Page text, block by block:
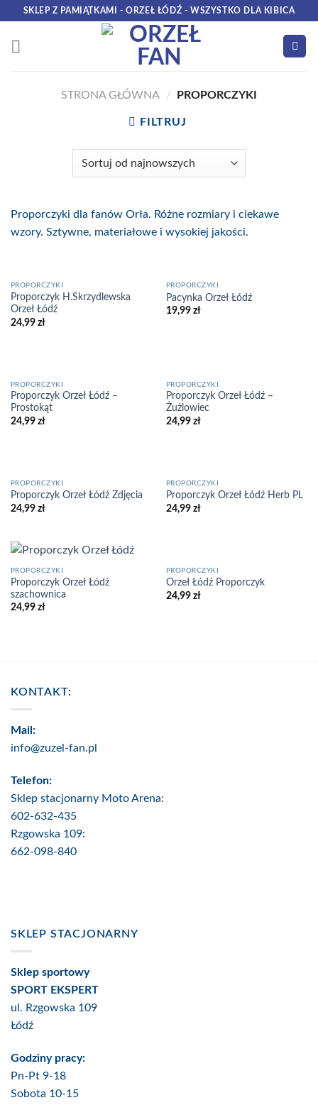
content
SKLEP Z PAMIĄTKAMI - ORZEŁ ŁÓDŹ - WSZYSTKO DLA KIBICA
STRONA GŁÓWNA / PROPORCZYKI
FILTRUJ
Proporczyki dla fanów Orła. Różne rozmiary i ciekawe
wzory. Sztywne, materiałowe i wysokiej jakości.
PROPORCZYKI
Proporczyk H.Skrzydlewska
Orzeł Łódź
24,99 zł
PROPORCZYKI
Pacynka Orzeł Łódź
19,99 zł
PROPORCZYKI
Proporczyk Orzeł Łódź –
Prostokąt
24,99 zł
PROPORCZYKI
Proporczyk Orzeł Łódź –
Żużlowiec
24,99 zł
PROPORCZYKI
Proporczyk Orzeł Łódź Zdjęcia
24,99 zł
PROPORCZYKI
Proporczyk Orzeł Łódź Herb PL
24,99 zł
PROPORCZYKI
Proporczyk Orzeł Łódź
szachownica
24,99 zł
PROPORCZYKI
Orzeł Łódź Proporczyk
24,99 zł
KONTAKT:
Mail:
info@zuzel-fan.pl
Telefon:
Sklep stacjonarny Moto Arena:
602-632-435
Rzgowska 109:
662-098-840
SKLEP STACJONARNY
Sklep sportowy
SPORT EKSPERT
ul. Rzgowska 109
Łódź
Godziny pracy:
Pn-Pt 9-18
Sobota 10-15